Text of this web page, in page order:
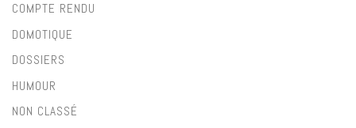
COMPTE RENDU
DOMOTIQUE
DOSSIERS
HUMOUR
NON CLASSÉ